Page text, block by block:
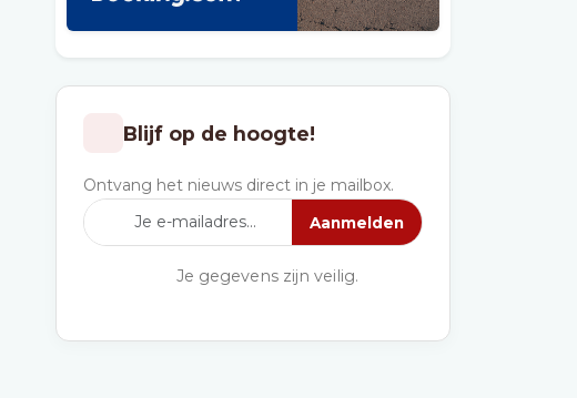
Blijf op de hoogte!
Ontvang het nieuws direct in je mailbox.
Aanmelden
Je gegevens zijn veilig.